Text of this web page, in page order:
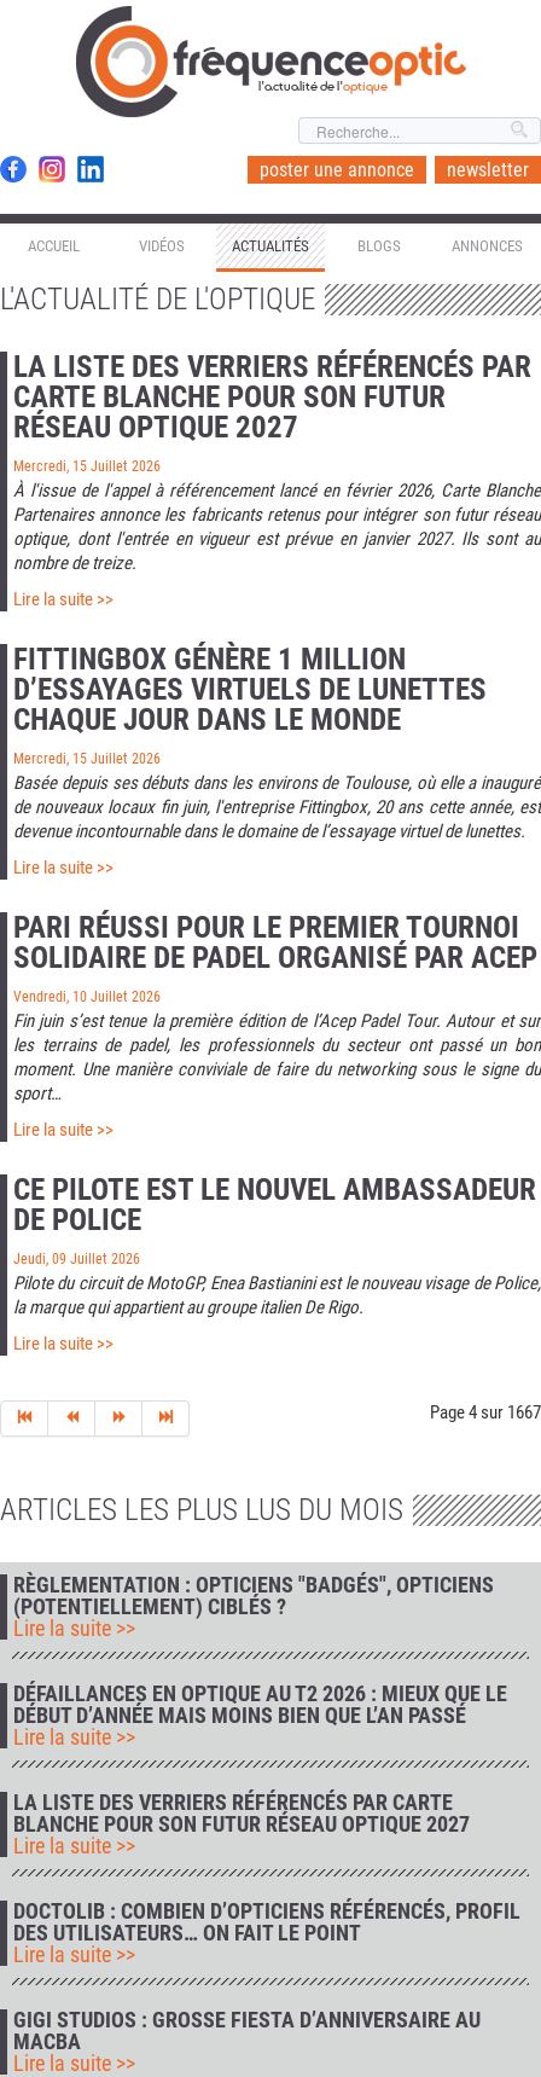
l'actualité de l'optique
poster une annonce newsletter
ACCUEIL VIDÉOS ACTUALITÉS BLOGS ANNONCES
L'ACTUALITÉ DE L'OPTIQUE
LA LISTE DES VERRIERS RÉFÉRENCÉS PAR
CARTE BLANCHE POUR SON FUTUR
RÉSEAU OPTIQUE 2027
Mercredi, 15 Juillet 2026
À l'issue de l'appel à référencement lancé en février 2026, Carte Blanche
Partenaires annonce les fabricants retenus pour intégrer son futur réseau
optique, dont l'entrée en vigueur est prévue en janvier 2027. Ils sont au
nombre de treize.
Lire la suite >>
FITTINGBOX GÉNÈRE 1 MILLION
D’ESSAYAGES VIRTUELS DE LUNETTES
CHAQUE JOUR DANS LE MONDE
Mercredi, 15 Juillet 2026
Basée depuis ses débuts dans les environs de Toulouse, où elle a inauguré
de nouveaux locaux fin juin, l'entreprise Fittingbox, 20 ans cette année, est
devenue incontournable dans le domaine de l’essayage virtuel de lunettes.
Lire la suite >>
PARI RÉUSSI POUR LE PREMIER TOURNOI
SOLIDAIRE DE PADEL ORGANISÉ PAR ACEP
Vendredi, 10 Juillet 2026
Fin juin s’est tenue la première édition de l’Acep Padel Tour. Autour et sur
les terrains de padel, les professionnels du secteur ont passé un bon
moment. Une manière conviviale de faire du networking sous le signe du
sport…
Lire la suite >>
CE PILOTE EST LE NOUVEL AMBASSADEUR
DE POLICE
Jeudi, 09 Juillet 2026
Pilote du circuit de MotoGP, Enea Bastianini est le nouveau visage de Police,
la marque qui appartient au groupe italien De Rigo.
Lire la suite >>
Page 4 sur 1667
ARTICLES LES PLUS LUS DU MOIS
RÈGLEMENTATION : OPTICIENS "BADGÉS", OPTICIENS
(POTENTIELLEMENT) CIBLÉS ?
Lire la suite >>
DÉFAILLANCES EN OPTIQUE AU T2 2026 : MIEUX QUE LE
DÉBUT D’ANNÉE MAIS MOINS BIEN QUE L’AN PASSÉ
Lire la suite >>
LA LISTE DES VERRIERS RÉFÉRENCÉS PAR CARTE
BLANCHE POUR SON FUTUR RÉSEAU OPTIQUE 2027
Lire la suite >>
DOCTOLIB : COMBIEN D’OPTICIENS RÉFÉRENCÉS, PROFIL
DES UTILISATEURS… ON FAIT LE POINT
Lire la suite >>
GIGI STUDIOS : GROSSE FIESTA D’ANNIVERSAIRE AU
MACBA
Lire la suite >>